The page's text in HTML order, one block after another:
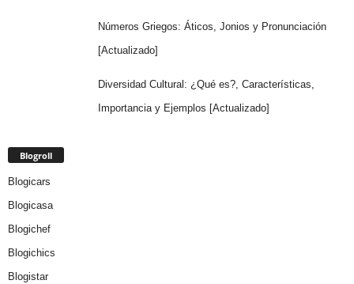
Números Griegos: Áticos, Jonios y Pronunciación
[Actualizado]
Diversidad Cultural: ¿Qué es?, Características,
Importancia y Ejemplos [Actualizado]
Blogroll
Blogicars
Blogicasa
Blogichef
Blogichics
Blogistar